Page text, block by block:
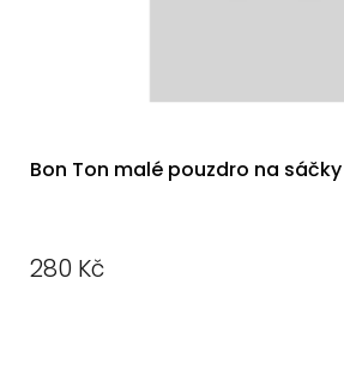
Bon Ton malé pouzdro na
280 Kč